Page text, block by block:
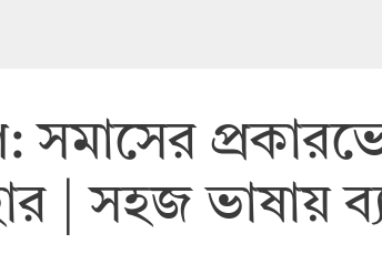
সমাসের
| সহজ ভাষায়